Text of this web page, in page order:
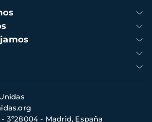
3º28004 - Madrid, España